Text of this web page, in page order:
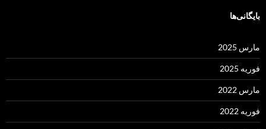
بایگانی‌ها
مارس 2025
فوریه 2025
مارس 2022
فوریه 2022